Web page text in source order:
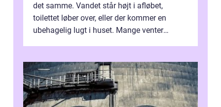
det samme. Vandet står højt i afløbet,
toilettet løber over, eller der kommer en
ubehagelig lugt i huset. Mange venter